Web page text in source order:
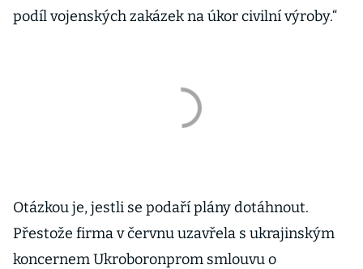
podíl vojenských zakázek na úkor civilní výroby.“
Otázkou je, jestli se podaří plány dotáhnout.
Přestože firma v červnu uzavřela s ukrajinským
koncernem Ukroboronprom smlouvu o